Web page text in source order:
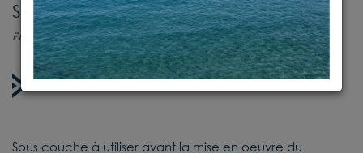
Sous couche avant vitrificateur
Produits d'entretien
En stock
Sous couche à utiliser avant la mise en oeuvre du